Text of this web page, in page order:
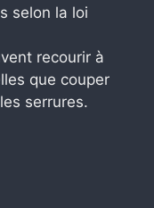
selon la loi
recourir à
que couper
serrures.